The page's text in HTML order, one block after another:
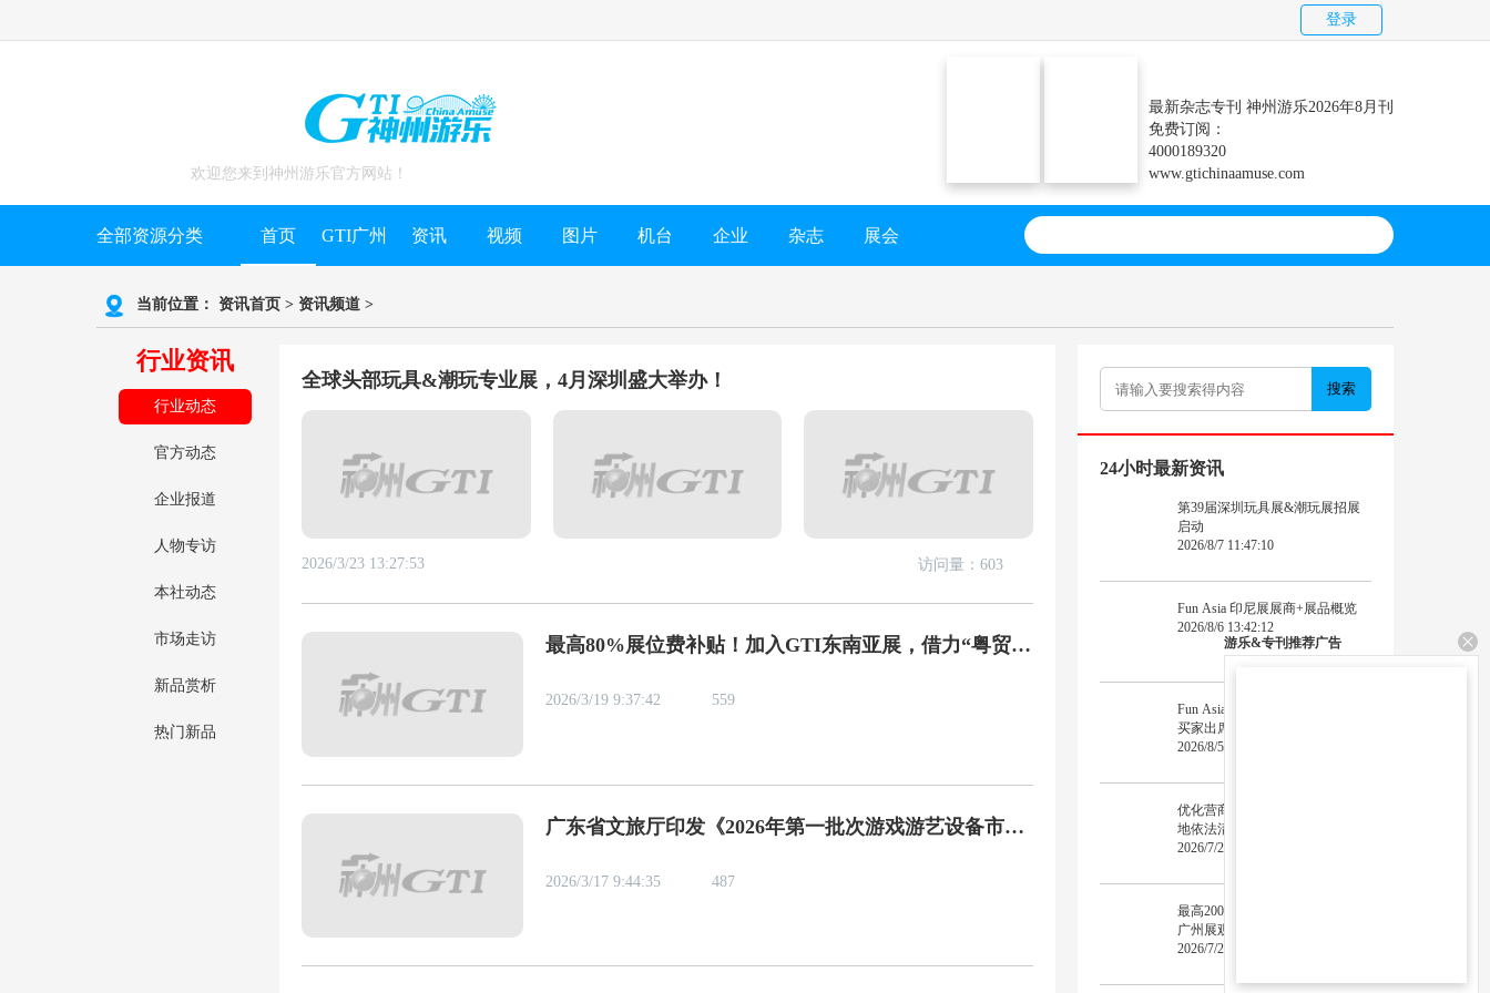
登录
欢迎您来到神州游乐官方网站！
最新杂志专刊 神州游乐2026年8月刊
免费订阅：
4000189320
www.gtichinaamuse.com
全部资源分类 首页 GTI广州 资讯 视频 图片 机台 企业 杂志 展会
当前位置： 资讯首页 > 资讯频道 >
行业资讯
行业动态
官方动态
企业报道
人物专访
本社动态
市场走访
新品赏析
热门新品
搜索
24小时最新资讯
第39届深圳玩具展&潮玩展招展
启动
2026/8/7 11:47:10
Fun Asia 印尼展展商+展品概览
2026/8/6 13:42:12
Fun Asia 印尼展现场直击 | 广邀
买家出席9月GTI广州展
2026/8/5 14:53:56
优化营商环境激发市场活力 | 多
地依法清理"僵尸型"游艺娱乐场
所
2026/7/28 11:52:31
最高2000元交通补贴！2026GTI
广州展观展“机酒”抽奖第三轮邀
您报名啦！
2026/7/23 12:47:29
全球头部玩具&潮玩专业展，4月深圳盛大举办！
2026/3/23 13:27:53 访问量：603
最高80%展位费补贴！加入GTI东南亚展，借力“粤贸全
2026/3/19 9:37:42 559
广东省文旅厅印发《2026年第一批次游戏游艺设备市场
2026/3/17 9:44:35 487
游乐&专刊推荐广告